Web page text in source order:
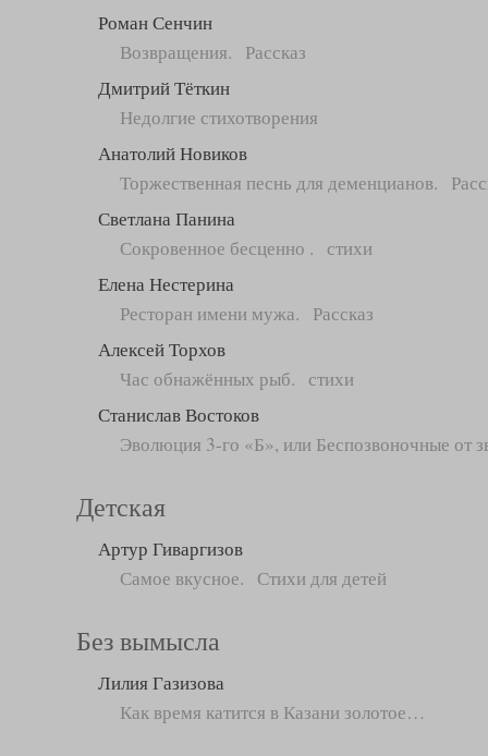
Роман Сенчин
Возвращения. Рассказ
Дмитрий Тёткин
Недолгие стихотворения
Анатолий Новиков
Торжественная песнь для деменцианов.
Светлана Панина
Сокровенное бесценно . стихи
Елена Нестерина
Ресторан имени мужа. Рассказ
Алексей Торхов
Час обнажённых рыб. стихи
Станислав Востоков
Эволюция 3-го «Б», или Беспозвоночные от
Детская
Артур Гиваргизов
Самое вкусное. Стихи для детей
Без вымысла
Лилия Газизова
Как время катится в Казани золотое…